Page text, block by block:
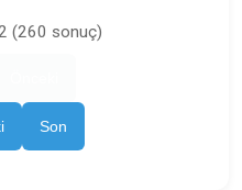
(260 sonuç)
Son